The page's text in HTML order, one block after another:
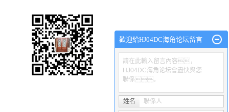
歡迎給HJ04DC海角论坛留言
請在此輸入留言內容，
HJ04DC海角论坛會盡快與您
聯係。
姓名 聯係人